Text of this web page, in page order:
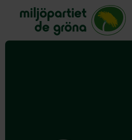
Miljöpartiet de gröna, startsida